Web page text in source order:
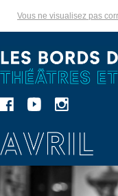
Vous ne visualisez pas